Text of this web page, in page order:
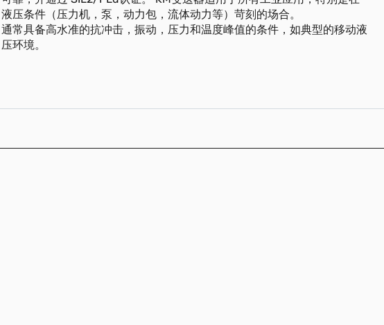
液压条件（压力机，泵，动力包，流体动力等）苛刻的场合。
通常具备高水准的抗冲击，振动，压力和温度峰值的条件，如典型的移动液
压环境。